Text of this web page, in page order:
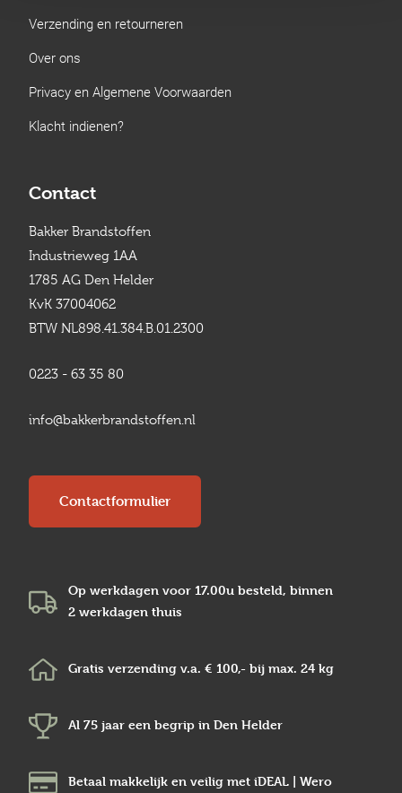
Verzending en retourneren
Over ons
Privacy en Algemene Voorwaarden
Klacht indienen?
Contact
Bakker Brandstoffen
Industrieweg 1AA
1785 AG Den Helder
KvK 37004062
BTW NL898.41.384.B.01.2300
0223 - 63 35 80
info@bakkerbrandstoffen.nl
Contactformulier
Op werkdagen voor 17.00u besteld, binnen
2 werkdagen thuis
Gratis verzending v.a. € 100,- bij max. 24 kg
Al 75 jaar een begrip in Den Helder
Betaal makkelijk en veilig met iDEAL | Wero